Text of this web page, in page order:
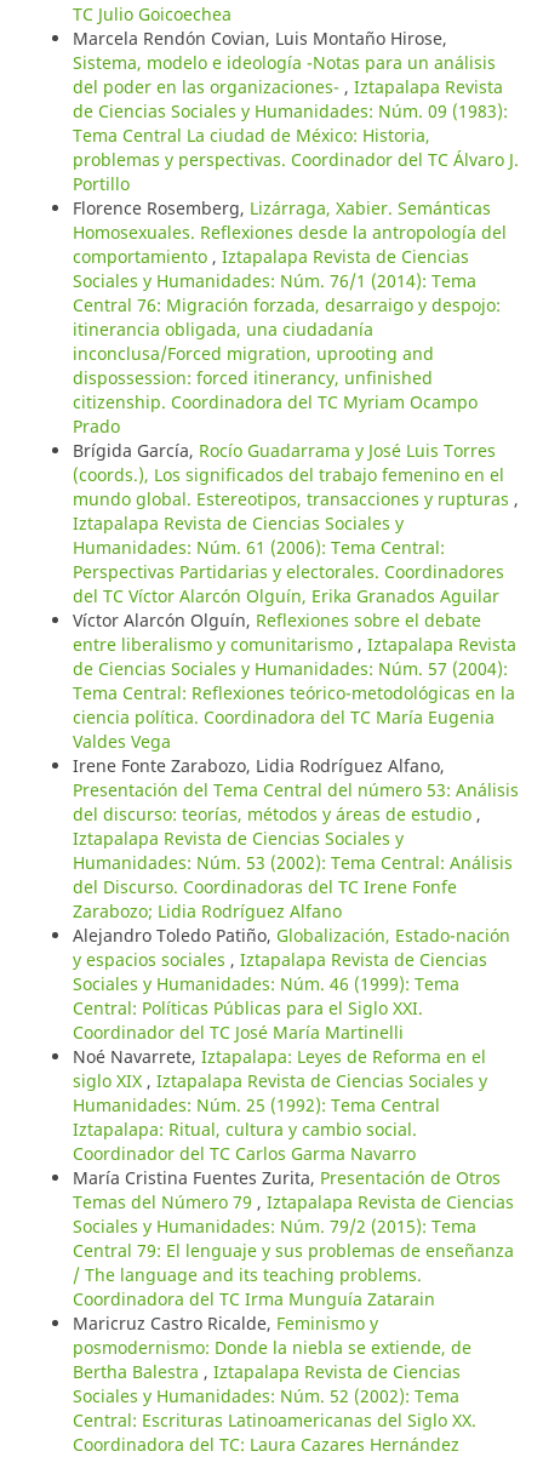
TC Julio Goicoechea
Marcela Rendón Covian, Luis Montaño Hirose,
Sistema, modelo e ideología -Notas para un análisis
del poder en las organizaciones- , Iztapalapa Revista
de Ciencias Sociales y Humanidades: Núm. 09 (1983):
Tema Central La ciudad de México: Historia,
problemas y perspectivas. Coordinador del TC Álvaro J.
Portillo
Florence Rosemberg, Lizárraga, Xabier. Semánticas
Homosexuales. Reflexiones desde la antropología del
comportamiento , Iztapalapa Revista de Ciencias
Sociales y Humanidades: Núm. 76/1 (2014): Tema
Central 76: Migración forzada, desarraigo y despojo:
itinerancia obligada, una ciudadanía
inconclusa/Forced migration, uprooting and
dispossession: forced itinerancy, unfinished
citizenship. Coordinadora del TC Myriam Ocampo
Prado
Brígida García, Rocío Guadarrama y José Luis Torres
(coords.), Los significados del trabajo femenino en el
mundo global. Estereotipos, transacciones y rupturas ,
Iztapalapa Revista de Ciencias Sociales y
Humanidades: Núm. 61 (2006): Tema Central:
Perspectivas Partidarias y electorales. Coordinadores
del TC Víctor Alarcón Olguín, Erika Granados Aguilar
Víctor Alarcón Olguín, Reflexiones sobre el debate
entre liberalismo y comunitarismo , Iztapalapa Revista
de Ciencias Sociales y Humanidades: Núm. 57 (2004):
Tema Central: Reflexiones teórico-metodológicas en la
ciencia política. Coordinadora del TC María Eugenia
Valdes Vega
Irene Fonte Zarabozo, Lidia Rodríguez Alfano,
Presentación del Tema Central del número 53: Análisis
del discurso: teorías, métodos y áreas de estudio ,
Iztapalapa Revista de Ciencias Sociales y
Humanidades: Núm. 53 (2002): Tema Central: Análisis
del Discurso. Coordinadoras del TC Irene Fonfe
Zarabozo; Lidia Rodríguez Alfano
Alejandro Toledo Patiño, Globalización, Estado-nación
y espacios sociales , Iztapalapa Revista de Ciencias
Sociales y Humanidades: Núm. 46 (1999): Tema
Central: Políticas Públicas para el Siglo XXI.
Coordinador del TC José María Martinelli
Noé Navarrete, Iztapalapa: Leyes de Reforma en el
siglo XIX , Iztapalapa Revista de Ciencias Sociales y
Humanidades: Núm. 25 (1992): Tema Central
Iztapalapa: Ritual, cultura y cambio social.
Coordinador del TC Carlos Garma Navarro
María Cristina Fuentes Zurita, Presentación de Otros
Temas del Número 79 , Iztapalapa Revista de Ciencias
Sociales y Humanidades: Núm. 79/2 (2015): Tema
Central 79: El lenguaje y sus problemas de enseñanza
/ The language and its teaching problems.
Coordinadora del TC Irma Munguía Zatarain
Maricruz Castro Ricalde, Feminismo y
posmodernismo: Donde la niebla se extiende, de
Bertha Balestra , Iztapalapa Revista de Ciencias
Sociales y Humanidades: Núm. 52 (2002): Tema
Central: Escrituras Latinoamericanas del Siglo XX.
Coordinadora del TC: Laura Cazares Hernández